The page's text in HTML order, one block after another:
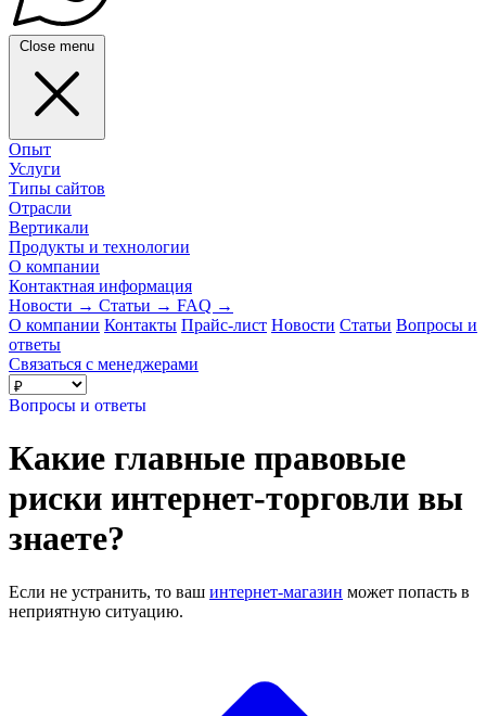
Close menu
Опыт
Услуги
Типы сайтов
Отрасли
Вертикали
Продукты и технологии
О компании
Контактная информация
Новости → Статьи → FAQ →
О компании Контакты Прайс-лист Новости Статьи Вопросы и
ответы
Связаться с менеджерами
Вопросы и ответы
Какие главные правовые
риски интернет-торговли вы
знаете?
Если не устранить, то ваш интернет-магазин может попасть в
неприятную ситуацию.